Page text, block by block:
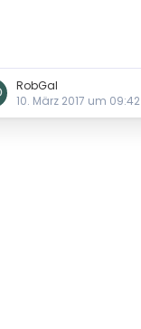
RobGal
10. März 2017 um 09:42